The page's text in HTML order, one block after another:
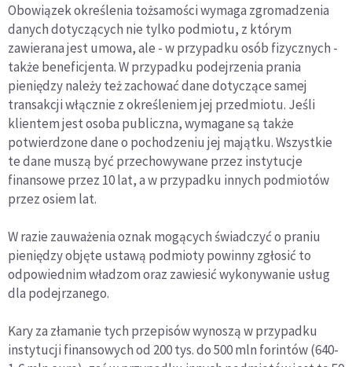
Obowiązek określenia tożsamości wymaga zgromadzenia
danych dotyczących nie tylko podmiotu, z którym
zawierana jest umowa, ale - w przypadku osób fizycznych -
także beneficjenta. W przypadku podejrzenia prania
pieniędzy należy też zachować dane dotyczące samej
transakcji włącznie z określeniem jej przedmiotu. Jeśli
klientem jest osoba publiczna, wymagane są także
potwierdzone dane o pochodzeniu jej majątku. Wszystkie
te dane muszą być przechowywane przez instytucje
finansowe przez 10 lat, a w przypadku innych podmiotów
przez osiem lat.
W razie zauważenia oznak mogących świadczyć o praniu
pieniędzy objęte ustawą podmioty powinny zgłosić to
odpowiednim władzom oraz zawiesić wykonywanie usług
dla podejrzanego.
Kary za złamanie tych przepisów wynoszą w przypadku
instytucji finansowych od 200 tys. do 500 mln forintów (640-